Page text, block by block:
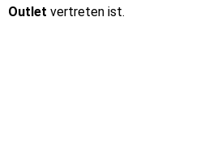
Outlet vertreten ist.